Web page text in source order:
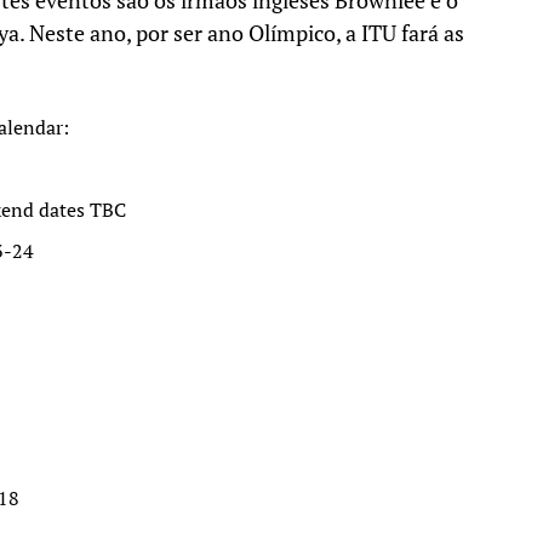
Neste ano, por ser ano Olímpico, a ITU fará as
dates TBC
24